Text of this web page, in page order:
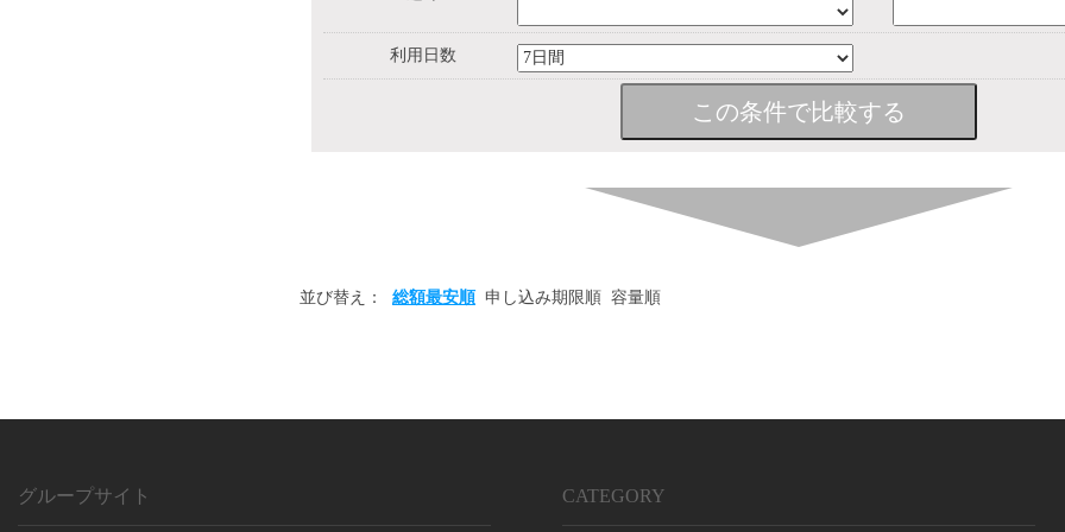
利用日数
並び替え： 総額最安順 申し込み期限順 容量順
グループサイト CATEGORY